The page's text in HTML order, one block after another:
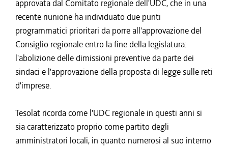
approvata dal Comitato regionale dell'UDC, che in una
recente riunione ha individuato due punti
programmatici prioritari da porre all'approvazione del
Consiglio regionale entro la fine della legislatura:
l'abolizione delle dimissioni preventive da parte dei
sindaci e l'approvazione della proposta di legge sulle reti
d'imprese.
Tesolat ricorda come l'UDC regionale in questi anni si
sia caratterizzato proprio come partito degli
amministratori locali, in quanto numerosi al suo interno